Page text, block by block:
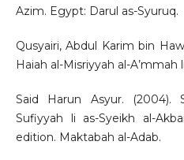
Azim. Egypt: Darul as-Syuruq.
Qusyairi, Abdul Karim bin
Haiah al-Misriyyah al-A’mmah
Said Harun Asyur. (2004).
Sufiyyah li as-Syeikh al-
edition. Maktabah al-Adab.